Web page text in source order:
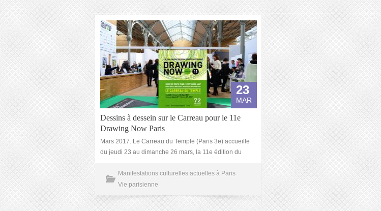
23
MAR
Dessins à dessein sur le Carreau pour le 11e
Drawing Now Paris
Mars 2017. Le Carreau du Temple (Paris 3e) accueille
du jeudi 23 au dimanche 26 mars, la 11e édition du
Manifestations culturelles actuelles à Paris
Vie parisienne